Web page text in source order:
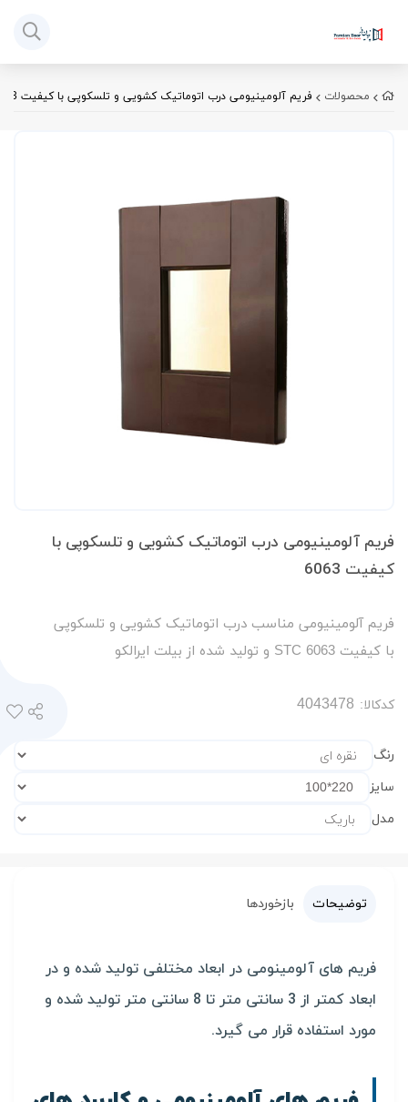
محصولات فریم آلومینیومی درب اتوماتیک کشویی و تلسکوپی با کیفیت 6063
فریم آلومینیومی درب اتوماتیک کشویی و تلسکوپی با
کیفیت 6063
فریم آلومینیومی مناسب درب اتوماتیک کشویی و تلسکوپی
با کیفیت STC 6063 و تولید شده از بیلت ایرالکو
کدکالا:
رنگ
سایز
مدل
توضیحات بازخوردها
فریم های آلومینومی در ابعاد مختلفی تولید شده و در
ابعاد کمتر از 3 سانتی متر تا 8 سانتی متر تولید شده و
مورد استفاده قرار می گیرد.